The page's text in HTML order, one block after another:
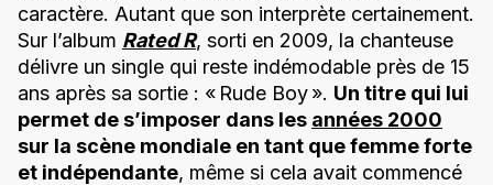
caractère. Autant que son interprète certainement.
Sur l’album Rated R, sorti en 2009, la chanteuse
délivre un single qui reste indémodable près de 15
ans après sa sortie : « Rude Boy ». Un titre qui lui
permet de s’imposer dans les années 2000
sur la scène mondiale en tant que femme forte
et indépendante, même si cela avait commencé